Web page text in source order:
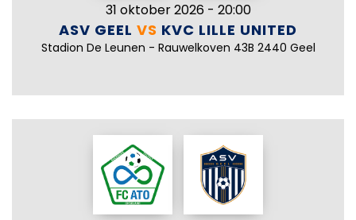
31 oktober 2026 - 20:00
ASV GEEL VS KVC LILLE UNITED
Stadion De Leunen - Rauwelkoven 43B 2440 Geel